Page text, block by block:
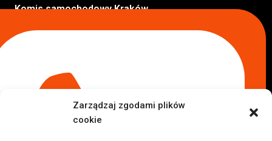
Zarządzaj zgodami plików
cookie
Komis samochodowy Kraków
Komis samochodowy Płock
Komis samochodowy Sochaczew
Inne Lokalizacje